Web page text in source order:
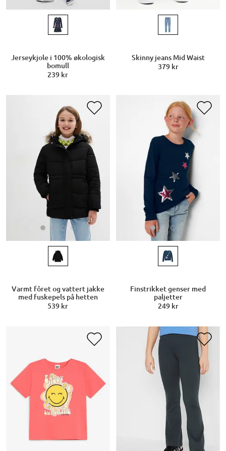
Jerseykjole i 100% økologisk
bomull
239 kr
Skinny jeans Mid Waist
379 kr
Varmt fôret og vattert jakke
med fuskepels på hetten
539 kr
Finstrikket genser med
paljetter
249 kr